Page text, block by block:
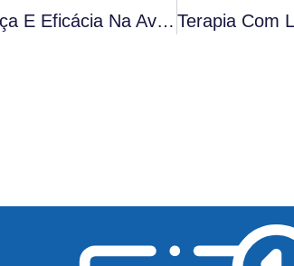
Laser De Alta Potência A 675 Nm: Segurança E Eficácia Na Avaliação Clínica E Evidências In Vitro Para Diferentes Distúrbios Da Pele